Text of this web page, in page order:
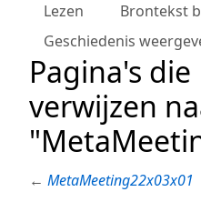
Lezen
Brontekst
Geschiedenis
Pagina's die
verwijzen
← MetaMeeting22x03x01